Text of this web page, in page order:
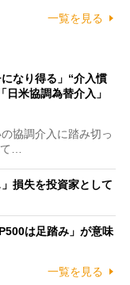
一覧を見る
なり得る」“介入慣
米協調為替介入」
協調介入に踏み切っ
…
損失を投資家として
は足踏み」が意味
一覧を見る